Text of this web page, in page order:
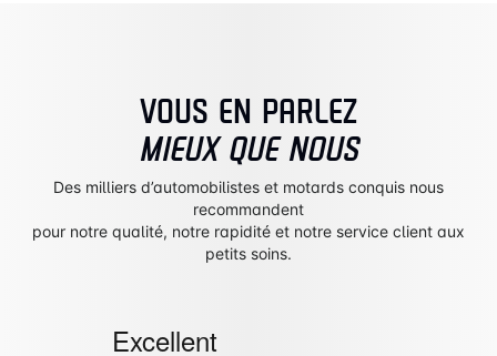
VOUS EN PARLEZ
MIEUX QUE NOUS
Des milliers d’automobilistes et motards conquis nous
recommandent
pour notre qualité, notre rapidité et notre service client aux
petits soins.